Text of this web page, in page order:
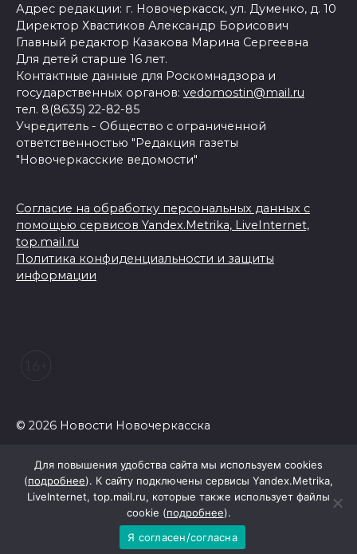
Адрес редакции: г. Новочеркасск, ул. Думенко, д. 10
Директор Хвастиков Александр Борисович
Главный редактор Казакова Марина Сергеевна
Для детей старше 16 лет.
Контактные данные для Роскомнадзора и
государственных органов: vedomostin@mail.ru
тел. 8(8635) 22-82-85
Учредитель - Общество с ограниченной
ответственностью "Редакция газеты
"Новочеркасские ведомости"
Согласие на обработку персональных данных с
помощью сервисов Yandex.Metrika, LiveInternet,
top.mail.ru
Политика конфиденциальности и защиты
информации
© 2026 Новости Новочеркасска
Для повышения удобства сайта мы используем cookies
(подробнее). К сайту подключены сервисы Yandex.Metrika,
LiveInternet, top.mail.ru, которые также использует файлы
cookie (подробнее).
Я согласен/согласна